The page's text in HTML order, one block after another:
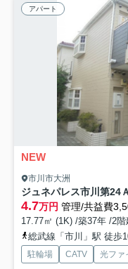
アパート
NEW
市川市大洲
ジュネパレス市川第24
4.7万円 管理/共益費
17.77㎡ (1K) /築37年 /2階
総武線「市川」駅 徒歩
駐輪場 CATV 光ファ